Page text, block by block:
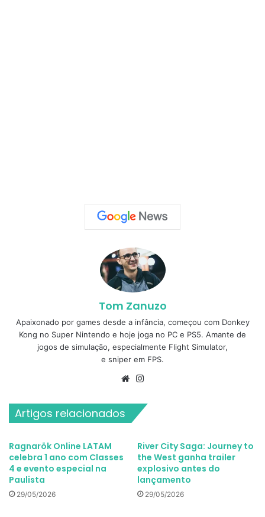
Tom Zanuzo
Apaixonado por games desde a infância, começou com Donkey
Kong no Super Nintendo e hoje joga no PC e PS5. Amante de
jogos de simulação, especialmente Flight Simulator,
e sniper em FPS.
Website
Artigos relacionados
Ragnarök Online LATAM
celebra 1 ano com Classes
4 e evento especial na
Paulista
29/05/2026
River City Saga: Journey to
the West ganha trailer
explosivo antes do
lançamento
29/05/2026